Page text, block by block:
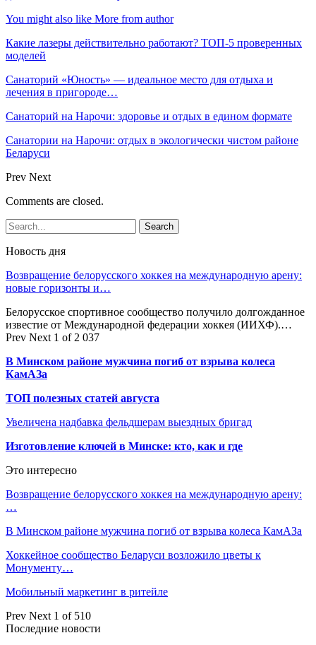
You might also like More from author
Какие лазеры действительно работают? ТОП-5 проверенных
моделей
Санаторий «Юность» — идеальное место для отдыха и
лечения в пригороде…
Санаторий на Нарочи: здоровье и отдых в едином формате
Санатории на Нарочи: отдых в экологически чистом районе
Беларуси
Prev Next
Comments are closed.
Новость дня
Возвращение белорусского хоккея на международную арену:
новые горизонты и…
Белорусское спортивное сообщество получило долгожданное
известие от Международной федерации хоккея (ИИХФ).…
Prev Next 1 of 2 037
В Минском районе мужчина погиб от взрыва колеса
КамАЗа
ТОП полезных статей августа
Увеличена надбавка фельдшерам выездных бригад
Изготовление ключей в Минске: кто, как и где
Это интересно
Возвращение белорусского хоккея на международную арену:
…
В Минском районе мужчина погиб от взрыва колеса КамАЗа
Хоккейное сообщество Беларуси возложило цветы к
Монументу…
Мобильный маркетинг в ритейле
Prev Next 1 of 510
Последние новости